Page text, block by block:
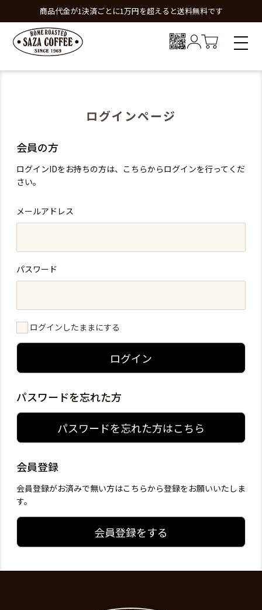
商品代金が1決済ごとに1万円を超えると送料無料です
ログインページ
会員の方
ログインIDをお持ちの方は、こちらからログインを行ってくだ
さい。
メールアドレス
パスワード
ログインしたままにする
ログイン
パスワードを忘れた方
パスワードを忘れた方はこちら
会員登録
会員登録がお済みで無い方はこちらから登録をお願いいたしま
す。
会員登録をする